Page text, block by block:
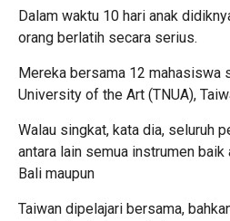
Dalam waktu 10 hari anak
orang berlatih secara serius.
Mereka bersama 12 mahasiswa
University of the Art (TNUA),
Walau singkat, kata dia, seluruh
antara lain semua instrumen
Bali maupun
Taiwan dipelajari bersama,